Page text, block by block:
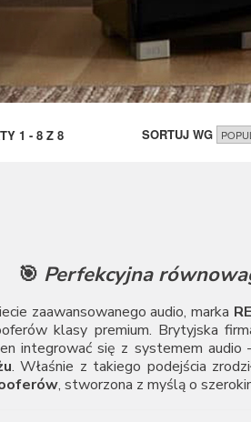
1 - 8 Z 8 SORTUJ WG
🎯 Perfekcyjna
zaawansowanego audio, marka
klasy premium. Brytyjska
integrować się z systemem
. Właśnie z takiego podejścia
, stworzona z myślą o